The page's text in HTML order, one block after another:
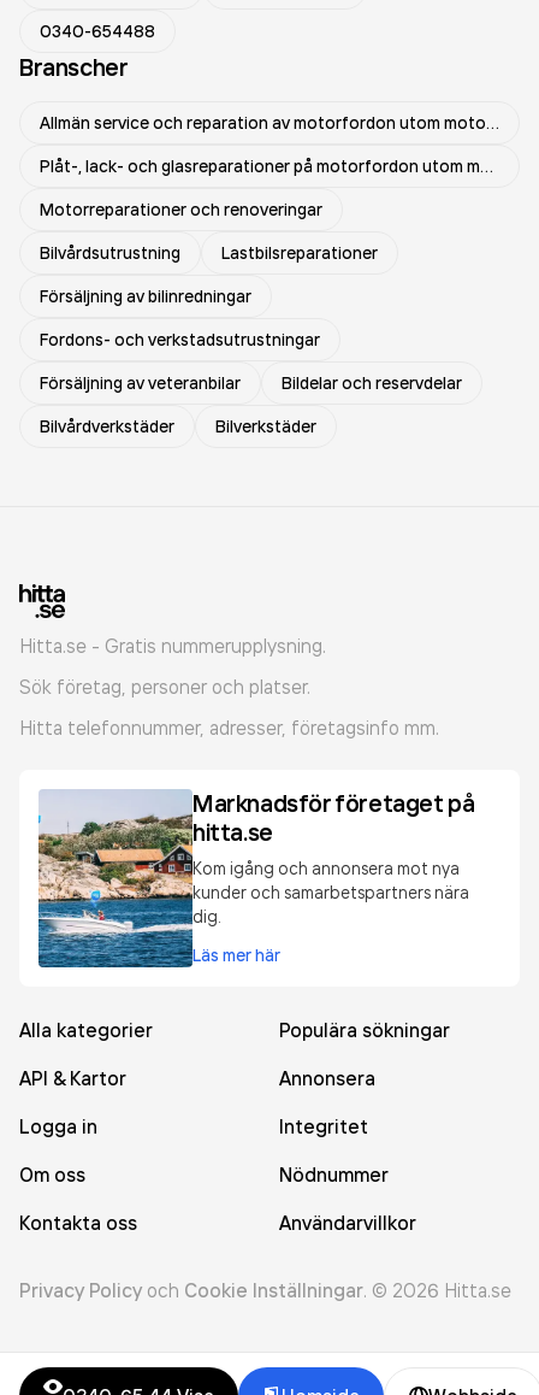
0340-654488
Branscher
Allmän service och reparation av motorfordon utom motorcyklar
Plåt-, lack- och glasreparationer på motorfordon utom motorcyklar
Motorreparationer och renoveringar
Bilvårdsutrustning
Lastbilsreparationer
Försäljning av bilinredningar
Fordons- och verkstadsutrustningar
Försäljning av veteranbilar
Bildelar och reservdelar
Bilvårdverkstäder
Bilverkstäder
Hitta.se - Gratis nummerupplysning.
Sök företag, personer och platser.
Hitta telefonnummer, adresser, företagsinfo mm.
Marknadsför företaget på
hitta.se
Kom igång och annonsera mot nya
kunder och samarbetspartners nära
dig.
Läs mer här
Alla kategorier
Populära sökningar
API & Kartor
Annonsera
Logga in
Integritet
Om oss
Nödnummer
Kontakta oss
Användarvillkor
Privacy Policy och Cookie Inställningar. © 2026 Hitta.se